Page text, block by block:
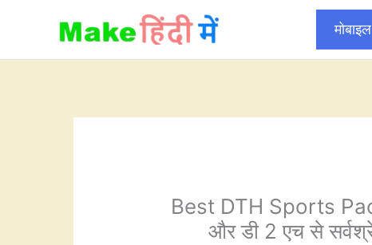
content
मोबाइल
Best DTH Sports
और डी 2 एच से